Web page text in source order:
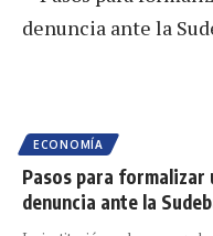
ECONOMÍA
Pasos para formalizar
denuncia ante la